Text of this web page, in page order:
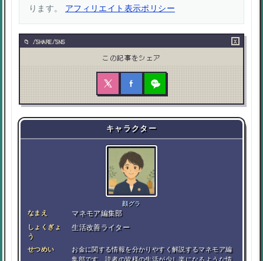
ります。 アフィリエイト表示ポリシー
/SHARE/SNS ×
この記事をシェア
キャラクター
顔グラ
なまえ マネモア編集部
しょくぎょ
う
生活改善ライター
せつめい
お金に関する情報を分かりやすく解説するマネモア編
集部です。読者の皆様の生活が少し楽になるような情